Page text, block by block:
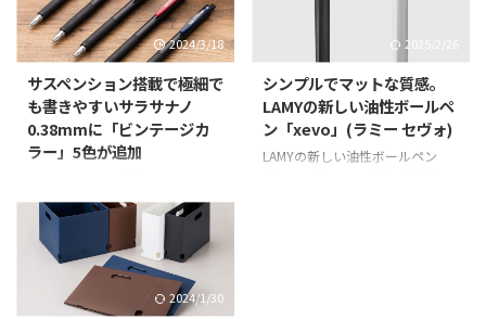
ある中のボール径0.5mmで軸色
がパープル系のぶどうを購入して
きたので改めてご紹介。 Fと並べ
るとコンパクトでふっくら ユニ
ボールワンシリーズで同じ低重心
なFと並べてみると、タテが短く
ヨコに少しふっくらした形状なの
がよく分かる。 筆記状態で握っ
だけFの方がしっくり来る。それ
でもPは手に持った瞬間の収まり
の良さが抜群でFよりも軽量なの
で、このペ ...
る 最初に気になった時には、マ
ットブラックな細身のペンという
ことで、G-750専用のリフィルに
なっていると思い込んでいて、使
い切ったら替えのリフィルを購入
するのが大変だし、かなり割高だ
ろうとってことで、購入を躊躇し
2024/3/18
サスペンション搭載で極細で
も書きやすいサラサナノ
0.38mmに「ビンテージカ
ラー」5色が追加
極細ジェルボールペン「サラサナ
ノ0.38」にビンテージカラー5色
を追加し2024年3月18日より順次
発売するということでご紹介。
商品特長 ペンの上部にスプリン
グを加えた機構を採用しました。
2025/2/26
シンプルでマットな質感。
LAMYの新しい油性ボールペ
ン「xevo」(ラミー セヴォ)
LAMYの新しい油性ボールペン
2024/1/30